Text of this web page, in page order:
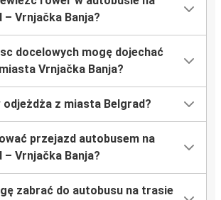
Vrnjačka Banja?
docelowych mogę dojechać
Vrnjačka Banja?
odjeżdża z miasta Belgrad?
przejazd autobusem na
Vrnjačka Banja?
zabrać do autobusu na trasie